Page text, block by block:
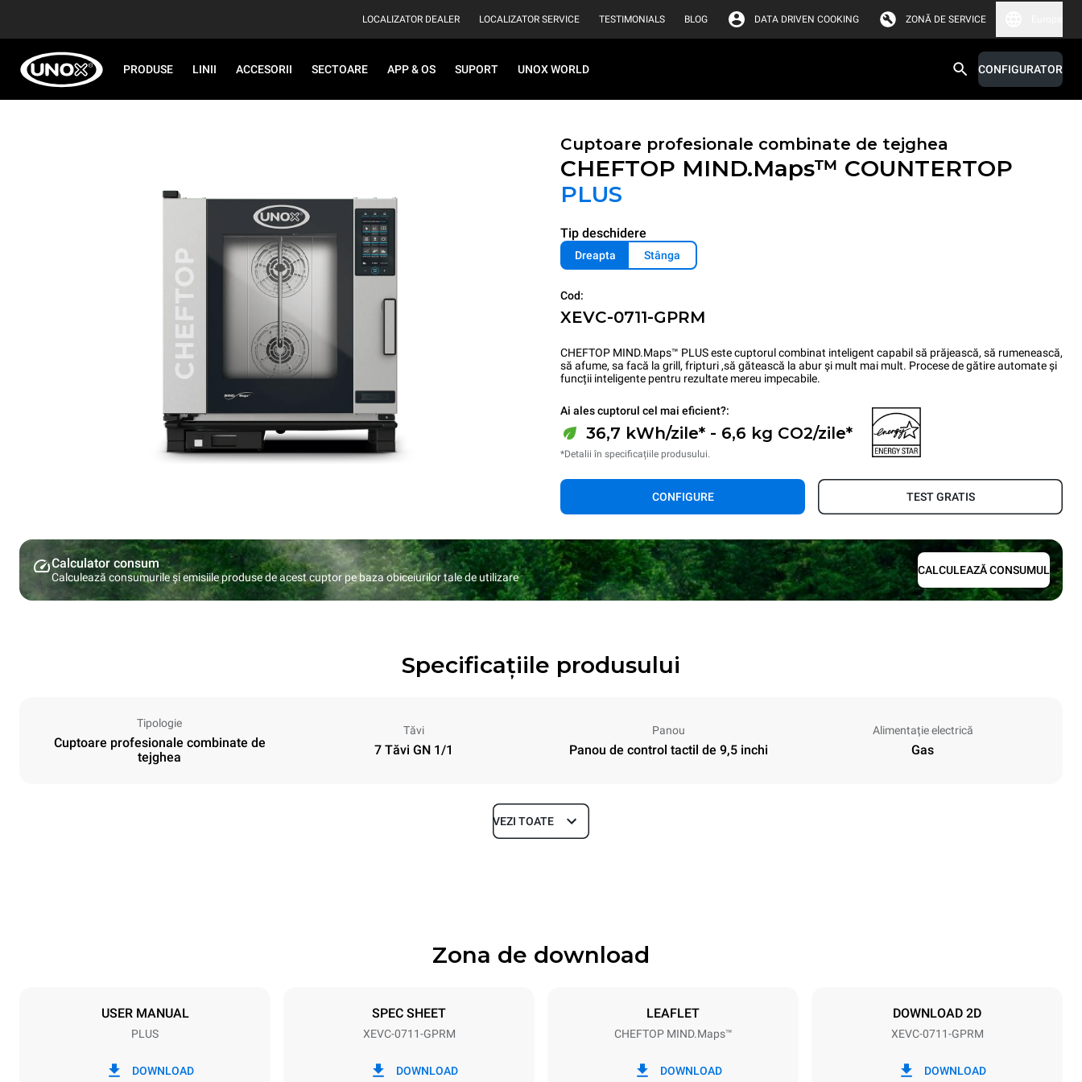
LOCALIZATOR DEALER LOCALIZATOR SERVICE TESTIMONIALS BLOG DATA DRIVEN COOKING ZONĂ DE SERVICE
PRODUSE LINII ACCESORII SECTOARE APP & OS SUPORT UNOX WORLD CONFIGURATOR
Cuptoare profesionale combinate de tejghea
CHEFTOP MIND.Maps™ COUNTERTOP
PLUS
Tip deschidere
Dreapta Stânga
Cod:
XEVC-0711-GPRM
CHEFTOP MIND.Maps™ PLUS este cuptorul combinat inteligent capabil să prăjească, să rumenească,
să afume, sa facă la grill, fripturi ,să gătească la abur și mult mai mult. Procese de gătire automate și
funcții inteligente pentru rezultate mereu impecabile.
Ai ales cuptorul cel mai eficient?:
36,7 kWh/zile* - 6,6 kg CO2/zile*
*Detalii în specificațiile produsului.
CONFIGURE TEST GRATIS
Calculator consum
Calculează consumurile și emisiile produse de acest cuptor pe baza obiceiurilor tale de utilizare
CALCULEAZĂ CONSUMUL
Specificațiile produsului
Tipologie
Cuptoare profesionale combinate de
tejghea
Tăvi
7 Tăvi GN 1/1
Panou
Panou de control tactil de 9,5 inchi
Alimentație electrică
Gas
Depth
Tray size
220-240V 1N~
VEZI TOATE
Zona de download
USER MANUAL
PLUS
DOWNLOAD
SPEC SHEET
XEVC-0711-GPRM
DOWNLOAD
LEAFLET
CHEFTOP MIND.Maps™
DOWNLOAD
DOWNLOAD 2D
XEVC-0711-GPRM
DOWNLOAD